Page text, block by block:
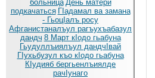
больница День матери
подкачаться ГIадамал ва замана
- ГьоцIалъ росу
Афганистаналъул рагъухъабазул
дандч 8 Март кIодо гьабуна
Гьудуллъиялъул дандчIвай
ГIухьбузул къо кIодо гьабуна
КIудияб бергьенлъиялде
рачIунаго